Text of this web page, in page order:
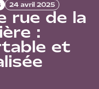
24 avril 2025
rue de la
:
et